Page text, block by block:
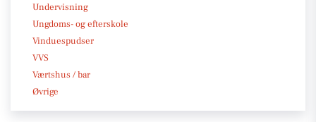
Undervisning
Ungdoms- og efterskole
Vinduespudser
VVS
Værtshus / bar
Øvrige